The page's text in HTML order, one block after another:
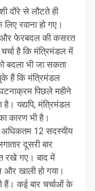
दौरे से लौटते ही
रवाना हो गए।
और फेरबदल की कसरत
है कि मंत्रिमंडल में
बदला भी जा सकता
हैं कि मंत्रिमंडल
पिछले महीने
यद्यपि, मंत्रिमंडल
कारण भी है।
12 सदस्यीय
दूसरी बार
रखे गए। बाद में
खाली हो गया।
हैं। कई बार चर्चाओं के